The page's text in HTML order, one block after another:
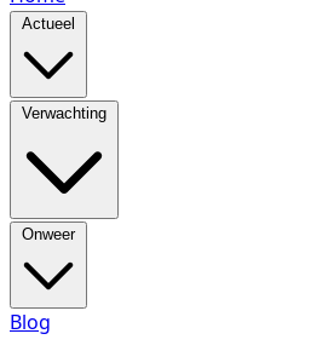
Actueel
Verwachting
Onweer
Blog